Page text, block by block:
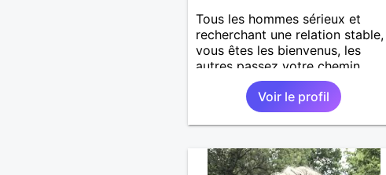
Tous les hommes sérieux et
recherchant une relation stable,
vous êtes les bienvenus, les
autres passez votre chemin.
Voir le profil